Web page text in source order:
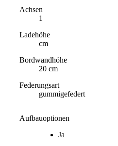
Achsen
1
Ladehöhe
cm
Bordwandhöhe
20 cm
Federungsart
gummigefedert
Aufbauoptionen
Ja